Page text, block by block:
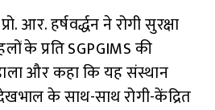
आर. हर्षवर्द्धन ने रोगी सुरक्षा
के प्रति SGPGIMS की
और कहा कि यह संस्थान
के साथ-साथ रोगी-केंद्रित